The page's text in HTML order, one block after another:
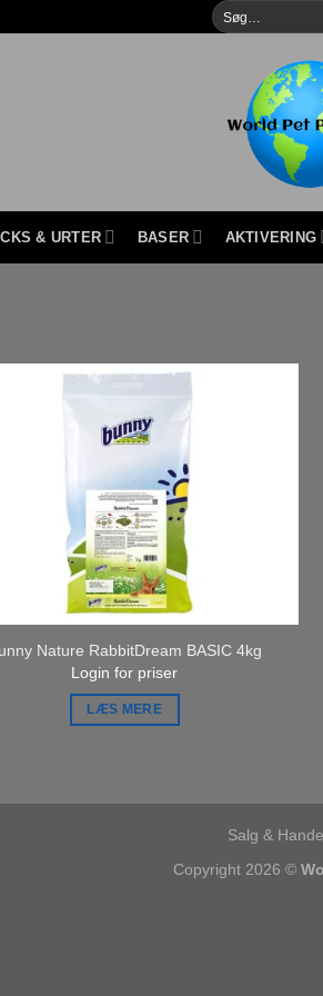
Søg
efter:
& URTER BASER AKTIVERING
Nature RabbitDream BASIC 4kg
Login for priser
LÆS MERE
Salg &
Copyright 2026 ©